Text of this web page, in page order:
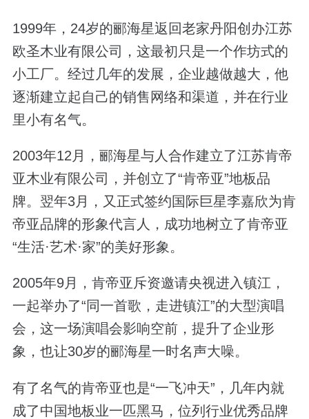
1999年，24岁的郦海星返回老家丹阳创办江苏
欧圣木业有限公司，这最初只是一个作坊式的
小工厂。经过几年的发展，企业越做越大，他
逐渐建立起自己的销售网络和渠道，并在行业
里小有名气。
2003年12月，郦海星与人合作建立了江苏肯帝
亚木业有限公司，并创立了“肯帝亚”地板品
牌。翌年3月，又正式签约国际巨星李嘉欣为肯
帝亚品牌的形象代言人，成功地树立了肯帝亚
“生活·艺术·家”的美好形象。
2005年9月，肯帝亚斥资邀请央视进入镇江，
一起举办了“同一首歌，走进镇江”的大型演唱
会，这一场演唱会影响空前，提升了企业形
象，也让30岁的郦海星一时名声大噪。
有了名气的肯帝亚也是“一飞冲天”，几年内就
成了中国地板业一匹黑马，位列行业优秀品牌